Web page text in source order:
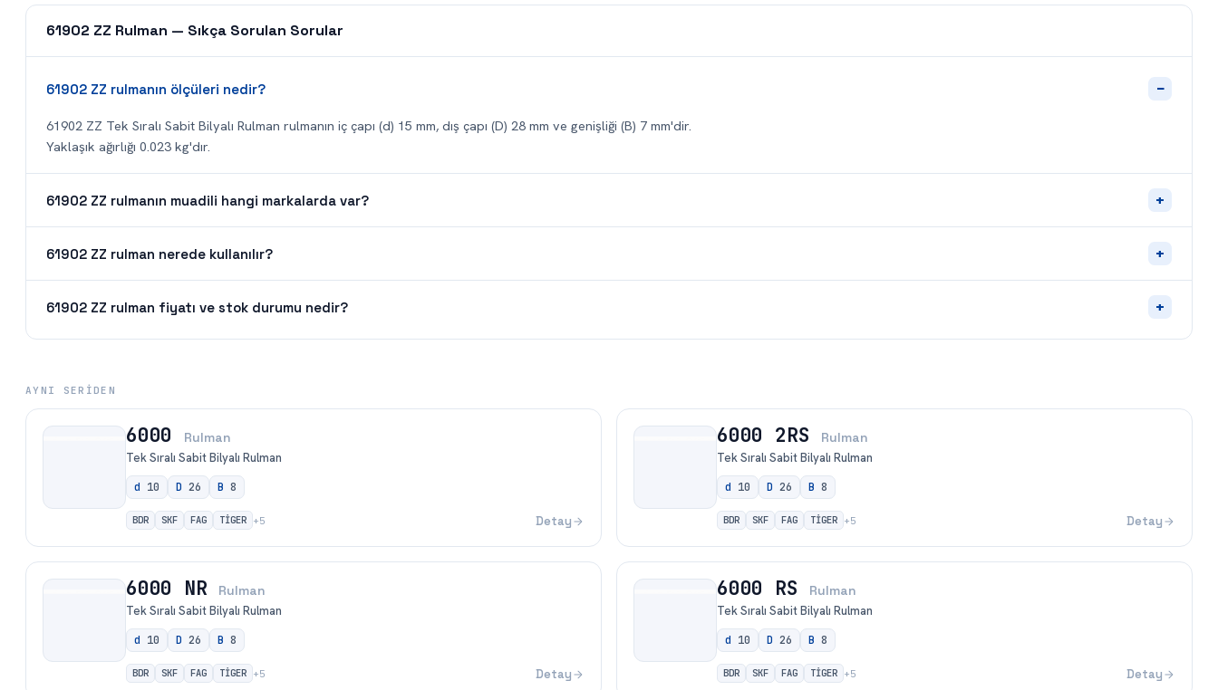
61902 ZZ Rulman — Sıkça Sorulan Sorular
61902 ZZ rulmanın ölçüleri nedir? −
61902 ZZ Tek Sıralı Sabit Bilyalı Rulman rulmanın iç çapı (d) 15 mm, dış çapı (D) 28 mm ve genişliği (B) 7 mm'dir.
Yaklaşık ağırlığı 0.023 kg'dır.
61902 ZZ rulmanın muadili hangi markalarda var? +
61902 ZZ rulman nerede kullanılır? +
61902 ZZ rulman fiyatı ve stok durumu nedir? +
AYNI SERIDEN
6000 Rulman
Tek Sıralı Sabit Bilyalı Rulman
d 10 D 26 B 8
BDR SKF FAG TİGER +5 Detay
6000 2RS Rulman
Tek Sıralı Sabit Bilyalı Rulman
d 10 D 26 B 8
BDR SKF FAG TİGER +5 Detay
6000 NR Rulman
Tek Sıralı Sabit Bilyalı Rulman
d 10 D 26 B 8
BDR SKF FAG TİGER +5 Detay
6000 RS Rulman
Tek Sıralı Sabit Bilyalı Rulman
d 10 D 26 B 8
BDR SKF FAG TİGER +5 Detay